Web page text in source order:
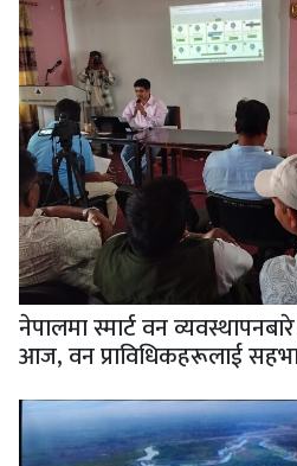
नेपालमा स्मार्ट वन व्यवस्थापनबारे
आज, वन प्राविधिकहरूलाई